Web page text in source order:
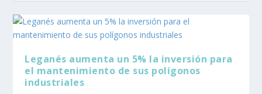
Leganés aumenta un 5% la inversión para
el mantenimiento de sus polígonos
industriales